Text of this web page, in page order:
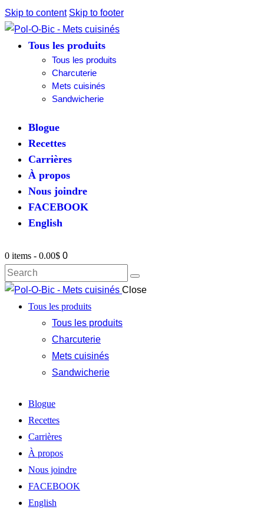
Skip to content Skip to footer
Tous les produits
Tous les produits
Charcuterie
Mets cuisinés
Sandwicherie
Blogue
Recettes
Carrières
À propos
Nous joindre
FACEBOOK
English
0 items - 0.00$ 0
Close
Tous les produits
Tous les produits
Charcuterie
Mets cuisinés
Sandwicherie
Blogue
Recettes
Carrières
À propos
Nous joindre
FACEBOOK
English